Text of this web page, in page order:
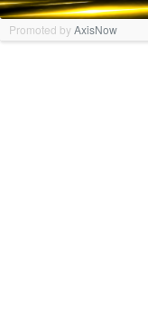
Promoted byAxisNow